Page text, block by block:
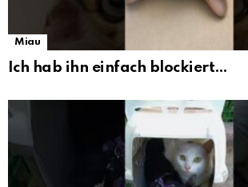
Miau
Ich hab ihn einfach blockiert…